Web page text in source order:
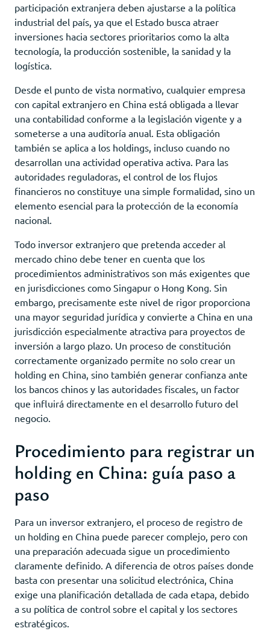
participación extranjera deben ajustarse a la política
industrial del país, ya que el Estado busca atraer
inversiones hacia sectores prioritarios como la alta
tecnología, la producción sostenible, la sanidad y la
logística.
Desde el punto de vista normativo, cualquier empresa
con capital extranjero en China está obligada a llevar
una contabilidad conforme a la legislación vigente y a
someterse a una auditoría anual. Esta obligación
también se aplica a los holdings, incluso cuando no
desarrollan una actividad operativa activa. Para las
autoridades reguladoras, el control de los flujos
financieros no constituye una simple formalidad, sino un
elemento esencial para la protección de la economía
nacional.
Todo inversor extranjero que pretenda acceder al
mercado chino debe tener en cuenta que los
procedimientos administrativos son más exigentes que
en jurisdicciones como Singapur o Hong Kong. Sin
embargo, precisamente este nivel de rigor proporciona
una mayor seguridad jurídica y convierte a China en una
jurisdicción especialmente atractiva para proyectos de
inversión a largo plazo. Un proceso de constitución
correctamente organizado permite no solo crear un
holding en China, sino también generar confianza ante
los bancos chinos y las autoridades fiscales, un factor
que influirá directamente en el desarrollo futuro del
negocio.
Procedimiento para registrar un
holding en China: guía paso a
paso
Para un inversor extranjero, el proceso de registro de
un holding en China puede parecer complejo, pero con
una preparación adecuada sigue un procedimiento
claramente definido. A diferencia de otros países donde
basta con presentar una solicitud electrónica, China
exige una planificación detallada de cada etapa, debido
a su política de control sobre el capital y los sectores
estratégicos.